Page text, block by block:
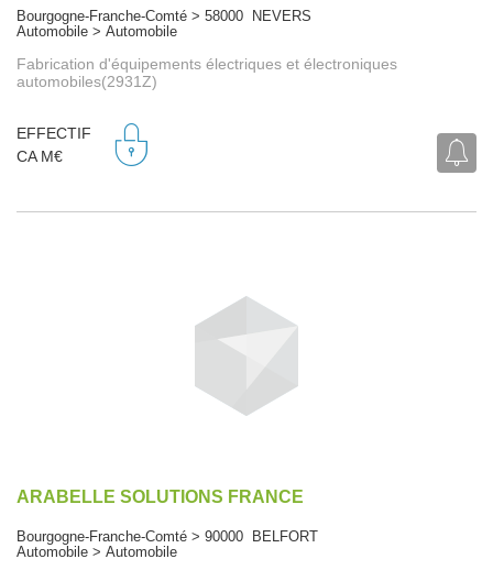
Bourgogne-Franche-Comté > 58000 NEVERS
Automobile > Automobile
Fabrication d'équipements électriques et électroniques
automobiles(2931Z)
EFFECTIF
CA M€
ARABELLE SOLUTIONS FRANCE
Bourgogne-Franche-Comté > 90000 BELFORT
Automobile > Automobile